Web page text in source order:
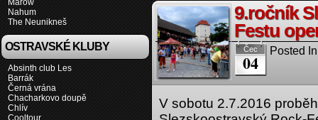
Marow
Nahum
The Neunikneš
OSTRAVSKÉ KLUBY
Absinth club Les
Barrák
Černá vrána
Chacharkovo doupě
Chlív
Cooltour
9.ročník
Festu
Čec
04
Posted
V sobotu 2.7.2016